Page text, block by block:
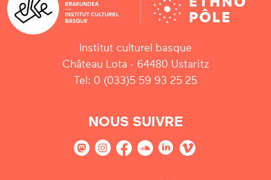
Institut culturel basque
Château Lota - 64480 Ustaritz
Tel: 0 (033)5 59 93 25 25
NOUS SUIVRE